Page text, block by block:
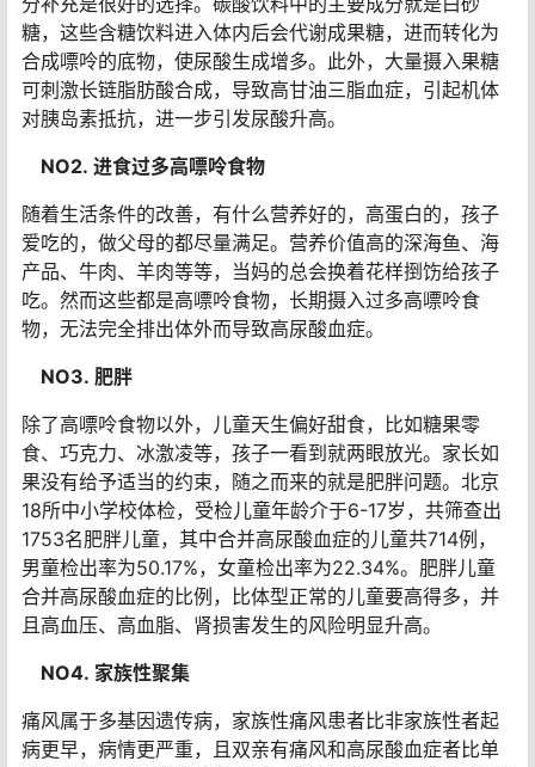
NO1.长期饮用高糖饮料
需要家长格外关注的是，很多孩子喜欢喝碳酸饮料或者功
能性饮料，甚至常常以饮料代替水。不仅孩子喜欢，甚至
很多家长也认为里面含有维生素、电解质，作为运动后水
糖，这些含糖饮料进入体内后会代谢成果糖，进而转化为
合成嘌呤的底物，使尿酸生成增多。此外，大量摄入果糖
可刺激长链脂肪酸合成，导致高甘油三脂血症，引起机体
对胰岛素抵抗，进一步引发尿酸升高。
爱吃的，做父母的都尽量满足。营养价值高的深海鱼、海
产品、牛肉、羊肉等等，当妈的总会换着花样捯饬给孩子
吃。然而这些都是高嘌呤食物，长期摄入过多高嘌呤食
物，无法完全排出体外而导致高尿酸血症。
NO3.肥胖
除了高嘌呤食物以外，儿童天生偏好甜食，比如糖果零
食、巧克力、冰激凌等，孩子一看到就两眼放光。家长如
果没有给予适当的约束，随之而来的就是肥胖问题。北京
1753名肥胖儿童，其中合并高尿酸血症的儿童共714例，
男童检出率为50.17%，女童检出率为22.34%。肥胖儿童